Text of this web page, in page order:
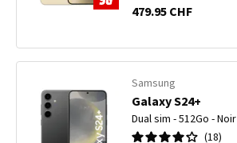
479.95 CHF
Samsung
Galaxy S24+
Dual sim - 512Go - Noir
18